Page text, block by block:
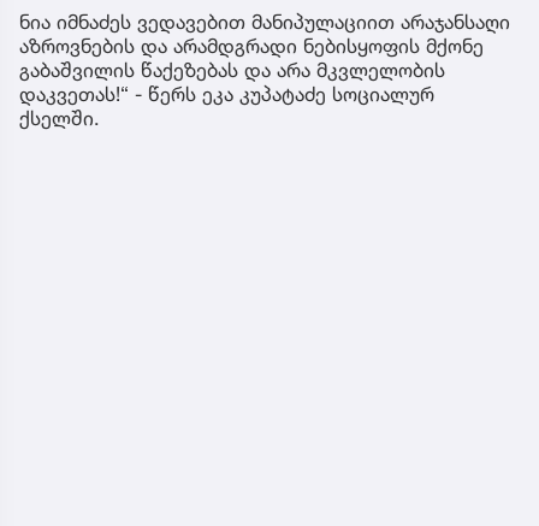
ნია იმნაძეს ვედავებით მანიპულაციით არაჯანსაღი
აზროვნების და არამდგრადი ნებისყოფის მქონე
გაბაშვილის წაქეზებას და არა მკვლელობის
დაკვეთას!“ - წერს ეკა კუპატაძე სოციალურ
ქსელში.